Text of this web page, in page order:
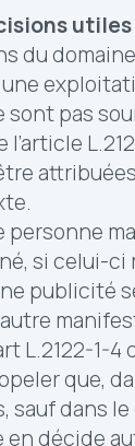
utiles
du
sont pas
personne
si celui-ci
publicité
L.2122-1-4
que,
sauf dans le
décide